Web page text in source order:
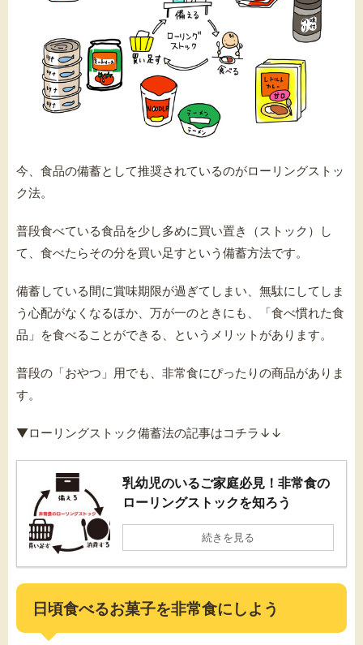
今、食品の備蓄として推奨されているのがローリングストッ
ク法。
普段食べている食品を少し多めに買い置き（ストック）し
て、食べたらその分を買い足すという備蓄方法です。
備蓄している間に賞味期限が過ぎてしまい、無駄にしてしま
う心配がなくなるほか、万が一のときにも、「食べ慣れた食
品」を食べることができる、というメリットがあります。
普段の「おやつ」用でも、非常食にぴったりの商品がありま
す。
▼ローリングストック備蓄法の記事はコチラ↓↓
乳幼児のいるご家庭必見！非常食の
ローリングストックを知ろう
続きを見る
日頃食べるお菓子を非常食にしよう